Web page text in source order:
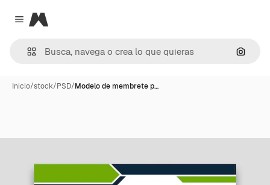
Close menu
Magnific
Inicio/stock/PSD/Modelo de membrete p…